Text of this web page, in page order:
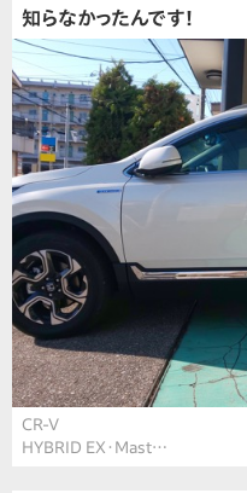
知らなかったんです！
CR-V
HYBRID EX・Mast…